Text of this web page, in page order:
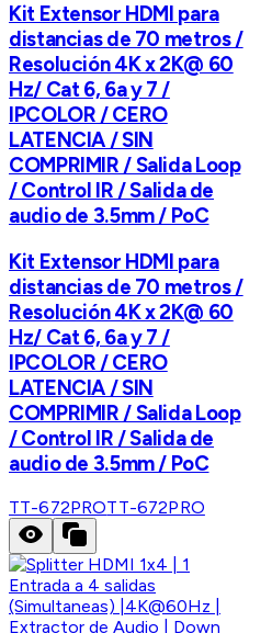
Kit Extensor HDMI para
distancias de 70 metros /
Resolución 4K x 2K@ 60
Hz/ Cat 6, 6a y 7 /
IPCOLOR / CERO
LATENCIA / SIN
COMPRIMIR / Salida Loop
/ Control IR / Salida de
audio de 3.5mm / PoC
Kit Extensor HDMI para
distancias de 70 metros /
Resolución 4K x 2K@ 60
Hz/ Cat 6, 6a y 7 /
IPCOLOR / CERO
LATENCIA / SIN
COMPRIMIR / Salida Loop
/ Control IR / Salida de
audio de 3.5mm / PoC
TT-672PROTT-672PRO